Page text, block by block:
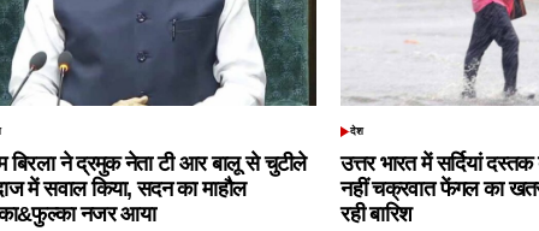
बिरला ने द्रमुक नेता टी आर बालू से चुटीले
में सवाल किया, सदन का माहौल
नजर आया
POSTED
देश
उत्तर भारत में सर्दियां
नहीं चक्रवात फेंगल का
रही बारिश